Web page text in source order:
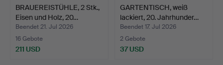
BRAUEREISTÜHLE, 2 Stk.,
Eisen und Holz, 20…
Beendet 21. Jul 2026
16 Gebote
211 USD
GARTENTISCH, weiß
lackiert, 20. Jahrhunder…
Beendet 17. Jul 2026
2 Gebote
37 USD